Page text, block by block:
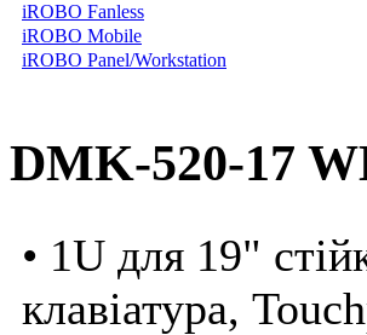
iROBO Fanless
iROBO Mobile
iROBO Panel/Workstation
DMK-520-17
• 1U для 19"
клавіатура,